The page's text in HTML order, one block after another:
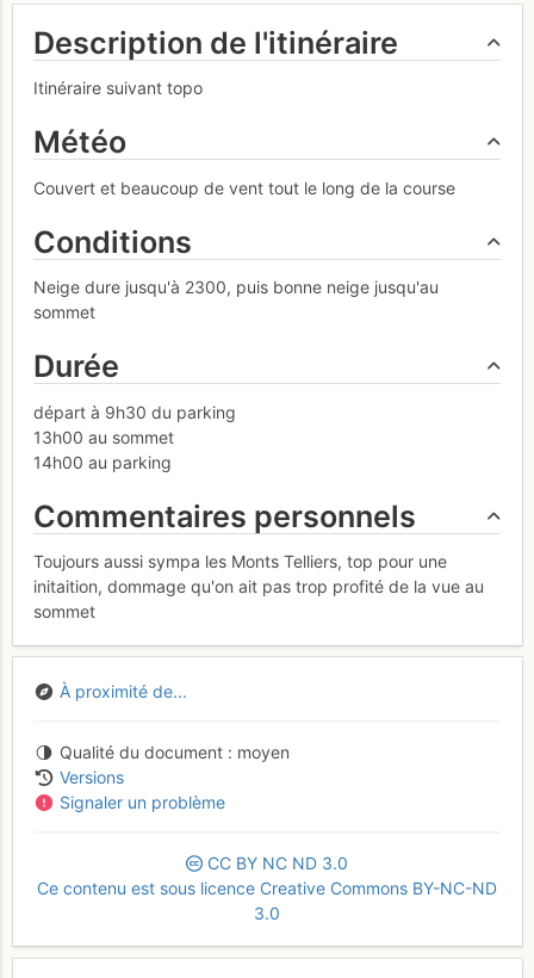
Description de l'itinéraire
Itinéraire suivant topo
Météo
Couvert et beaucoup de vent tout le long de la course
Conditions
Neige dure jusqu'à 2300, puis bonne neige jusqu'au
sommet
Durée
départ à 9h30 du parking
13h00 au sommet
14h00 au parking
Commentaires personnels
Toujours aussi sympa les Monts Telliers, top pour une
initaition, dommage qu'on ait pas trop profité de la vue au
sommet
À proximité de...
Qualité du document
moyen
Versions
Signaler un problème
CC BY NC ND 3.0
Ce contenu est sous licence Creative Commons BY-NC-ND
3.0